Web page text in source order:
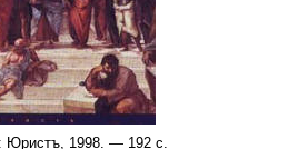
Юристъ, 1998. — 192 с.